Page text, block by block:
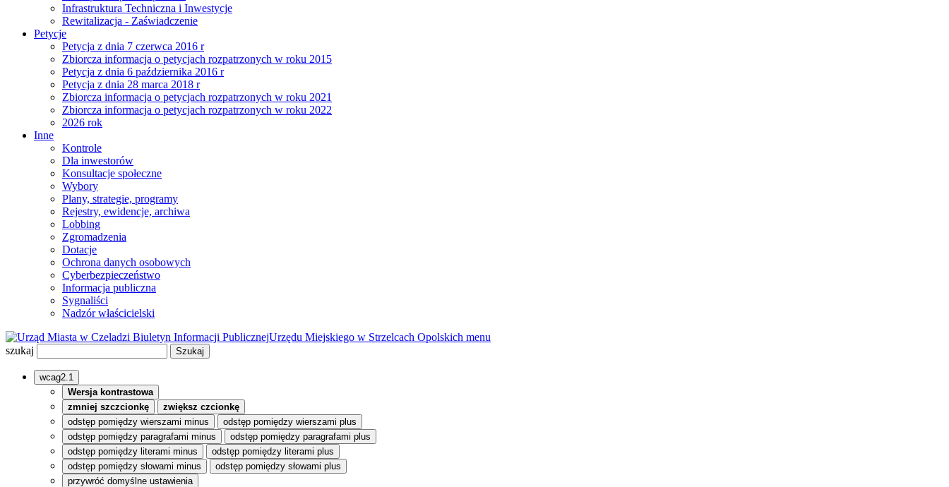
Infrastruktura Techniczna i Inwestycje
Rewitalizacja - Zaświadczenie
Petycje
Petycja z dnia 7 czerwca 2016 r
Zbiorcza informacja o petycjach rozpatrzonych w roku 2015
Petycja z dnia 6 października 2016 r
Petycja z dnia 28 marca 2018 r
Zbiorcza informacja o petycjach rozpatrzonych w roku 2021
Zbiorcza informacja o petycjach rozpatrzonych w roku 2022
2026 rok
Inne
Kontrole
Dla inwestorów
Konsultacje społeczne
Wybory
Plany, strategie, programy
Rejestry, ewidencje, archiwa
Lobbing
Zgromadzenia
Dotacje
Ochrona danych osobowych
Cyberbezpieczeństwo
Informacja publiczna
Sygnaliści
Nadzór właścicielski
Biuletyn Informacji PublicznejUrzędu Miejskiego w Strzelcach Opolskich menu
szukaj
wcag2.1
Wersja kontrastowa
zmniej szczcionkę
zwiększ czcionkę
odstęp pomiędzy wierszami minus
odstęp pomiędzy wierszami plus
odstęp pomiędzy paragrafami minus
odstęp pomiędzy paragrafami plus
odstęp pomiędzy literami minus
odstęp pomiędzy literami plus
odstęp pomiędzy słowami minus
odstęp pomiędzy słowami plus
przywróć domyślne ustawienia